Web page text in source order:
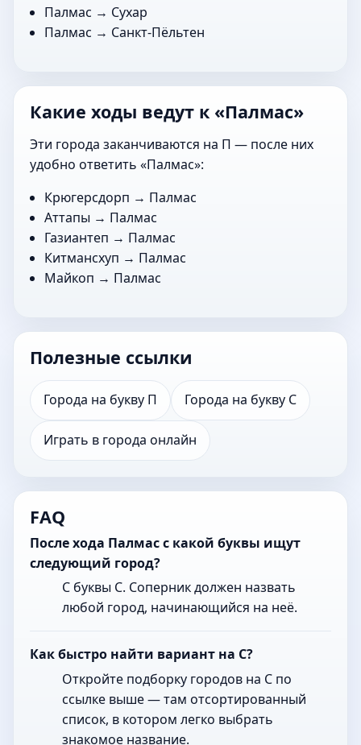
Палмас → Сухар
Палмас → Санкт-Пёльтен
Какие ходы ведут к «Палмас»
Эти города заканчиваются на П — после них
удобно ответить «Палмас»:
Крюгерсдорп → Палмас
Аттапы → Палмас
Газиантеп → Палмас
Китмансхуп → Палмас
Майкоп → Палмас
Полезные ссылки
Города на букву П Города на букву С
Играть в города онлайн
FAQ
После хода Палмас с какой буквы ищут
следующий город?
С буквы С. Соперник должен назвать
любой город, начинающийся на неё.
Как быстро найти вариант на С?
Откройте подборку городов на С по
ссылке выше — там отсортированный
список, в котором легко выбрать
знакомое название.